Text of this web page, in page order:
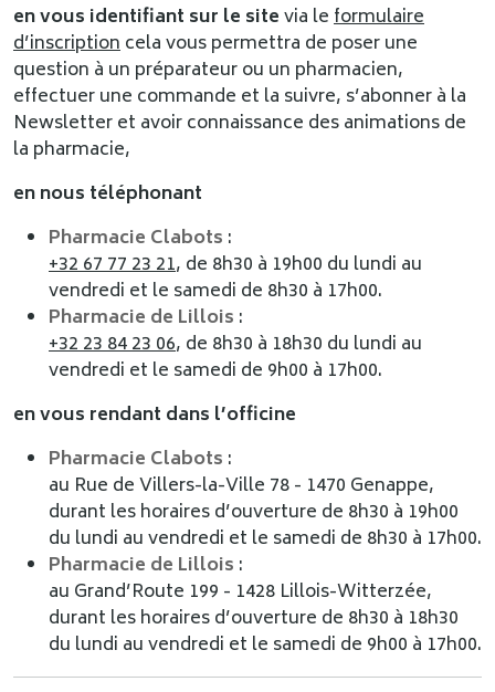
en vous identifiant sur le sitevia leformulaire
d’inscriptioncela vous permettra de poser une
question à un préparateur ou un pharmacien,
effectuer une commande et la suivre, s’abonner à la
Newsletter et avoir connaissance des animations de
la pharmacie,
en nous téléphonant
Pharmacie Clabots :
+32 67 77 23 21, de 8h30 à 19h00 du lundi au
vendredi et le samedi de 8h30 à 17h00.
Pharmacie de Lillois :
+32 23 84 23 06, de 8h30 à 18h30 du lundi au
vendredi et le samedi de 9h00 à 17h00.
en vous rendant dans l’officine
Pharmacie Clabots :
au Rue de Villers-la-Ville 78 - 1470 Genappe,
durant les horaires d’ouverture de 8h30 à 19h00
du lundi au vendredi et le samedi de 8h30 à 17h00.
Pharmacie de Lillois :
au Grand’Route 199 - 1428 Lillois-Witterzée,
durant les horaires d’ouverture de 8h30 à 18h30
du lundi au vendredi et le samedi de 9h00 à 17h00.